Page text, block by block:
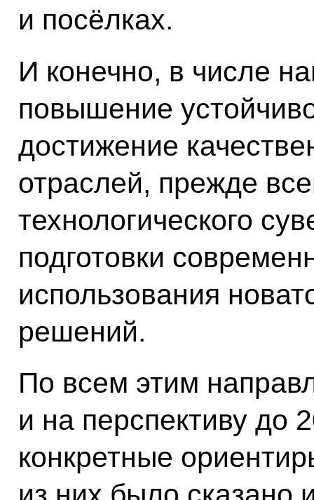
и посёлках.
И конечно, в числе
повышение
достижение
отраслей, прежде
технологического
подготовки
использования
решений.
По всем этим
и на перспективу до
конкретные